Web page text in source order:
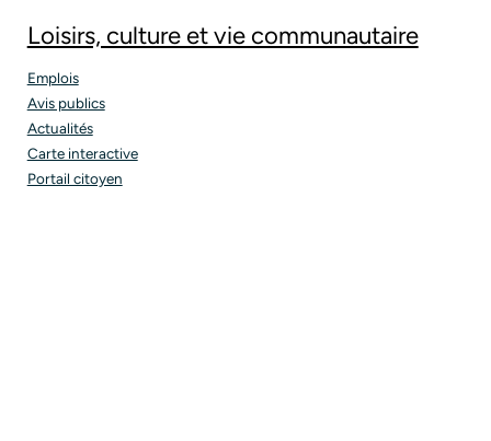
Loisirs, culture et vie communautaire
Emplois
Avis publics
Actualités
Carte interactive
Portail citoyen